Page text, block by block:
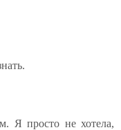
Я просто не хотела,